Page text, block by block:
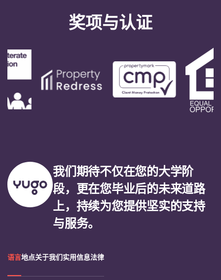
奖项与认证
我们期待不仅在您的大学阶
段，更在您毕业后的未来道路
上，持续为您提供坚实的支持
与服务。
语言地点关于我们实用信息法律